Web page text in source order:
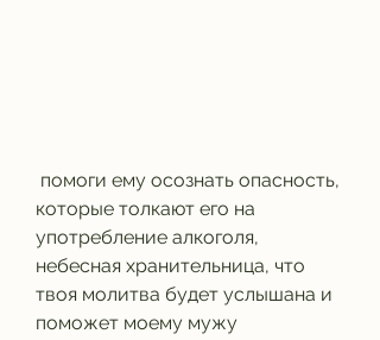
которые толкают его на
употребление алкоголя,
небесная хранительница, что
твоя молитва будет услышана и
поможет моему мужу